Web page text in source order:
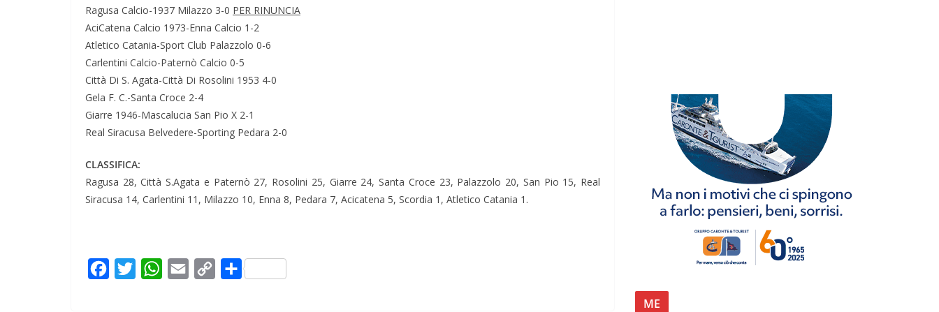
Ragusa Calcio-1937 Milazzo 3-0 PER RINUNCIA
AciCatena Calcio 1973-Enna Calcio 1-2
Atletico Catania-Sport Club Palazzolo 0-6
Carlentini Calcio-Paternò Calcio 0-5
Città Di S. Agata-Città Di Rosolini 1953 4-0
Gela F. C.-Santa Croce 2-4
Giarre 1946-Mascalucia San Pio X 2-1
Real Siracusa Belvedere-Sporting Pedara 2-0
CLASSIFICA:
Ragusa 28, Città S.Agata e Paternò 27, Rosolini 25, Giarre 24, Santa Croce 23, Palazzolo 20, San Pio 15, Real
Siracusa 14, Carlentini 11, Milazzo 10, Enna 8, Pedara 7, Acicatena 5, Scordia 1, Atletico Catania 1.
W
C
ME